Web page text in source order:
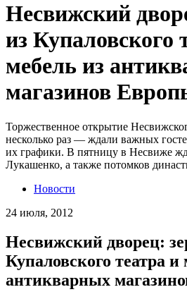
Несвижский
из Купаловского
мебель из
магазинов
Торжественное открытие
несколько раз — ждали важных
их графики. В пятницу в Несвиже
Лукашенко, а также потомков
Новости
24 июля, 2012
Несвижский дворец:
Купаловского театра и
антикварных